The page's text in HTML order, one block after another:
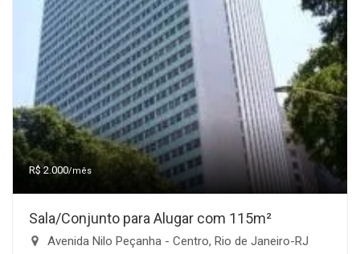
R$ 2.000/mês
Sala/Conjunto para Alugar com 115m²
Avenida Nilo Peçanha - Centro, Rio de Janeiro-RJ